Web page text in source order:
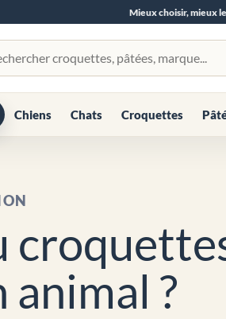
Mieux choisir, mieux
un produit
Chiens Chats Croquettes
animal ?